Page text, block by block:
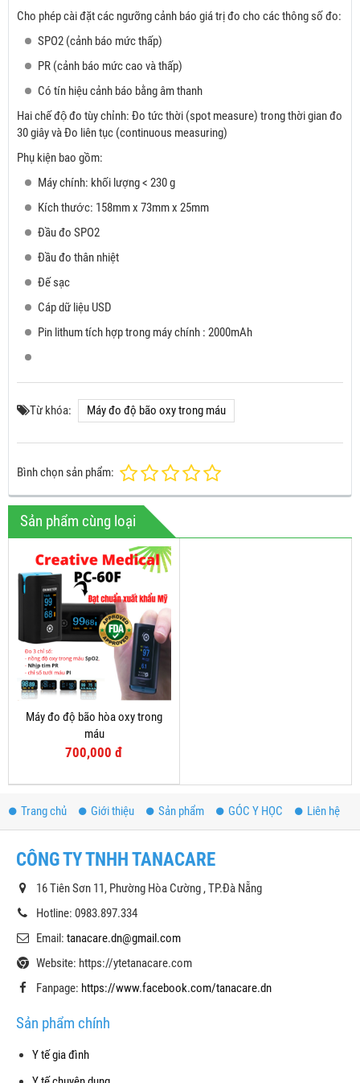
Cho phép cài đặt các ngưỡng cảnh báo giá trị đo cho các thông số đo:
SPO2 (cảnh báo mức thấp)
PR (cảnh báo mức cao và thấp)
Có tín hiệu cảnh báo bằng âm thanh
Hai chế độ đo tùy chỉnh: Đo tức thời (spot measure) trong thời gian đo
30 giây và Đo liên tục (continuous measuring)
Phụ kiện bao gồm:
Máy chính: khối lượng < 230 g
Kích thước: 158mm x 73mm x 25mm
Đầu đo SPO2
Đầu đo thân nhiệt
Đế sạc
Cáp dữ liệu USD
Pin lithum tích hợp trong máy chính : 2000mAh
Từ khóa: Máy đo độ bão oxy trong máu
Bình chọn sản phẩm:
Sản phẩm cùng loại
Máy đo độ bão hòa oxy trong
máu
700,000 đ
Trang chủ Giới thiệu Sản phẩm GÓC Y HỌC Liên hệ
CÔNG TY TNHH TANACARE
16 Tiên Sơn 11, Phường Hòa Cường , TP.Đà Nẵng
Hotline: 0983.897.334
Email: tanacare.dn@gmail.com
Website: https://ytetanacare.com
Fanpage: https://www.facebook.com/tanacare.dn
Sản phẩm chính
Y tế gia đình